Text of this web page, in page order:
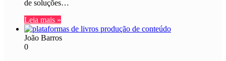
de soluções…
Leia mais »
João Barros
0